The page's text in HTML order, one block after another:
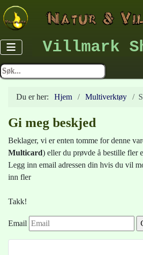
Villmark
Du er her: Hjem Multiverktøy
Gi meg beskjed
Beklager, vi er enten tomme for denne
Multicard) eller du prøvde å bestille fler
Legg inn email adressen din hvis du vil
inn fler
Takk!
Email